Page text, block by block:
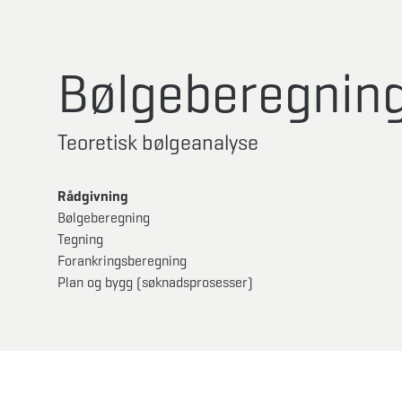
Teoretisk bølgeanalyse
Rådgivning
Bølgeberegning
Tegning
Forankringsberegning
Plan og bygg (søknadsprosesser)